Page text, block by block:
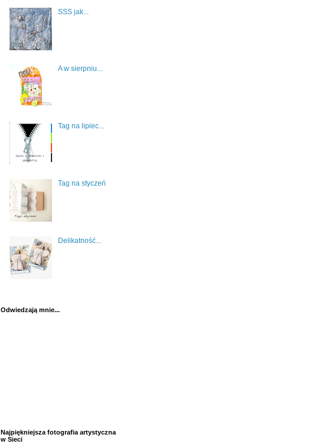
SSS jak...
A w sierpniu...
Tag na lipiec...
Tag na styczeń
Delikatność...
Odwiedzają mnie...
Najpiękniejsza fotografia artystyczna
w Sieci